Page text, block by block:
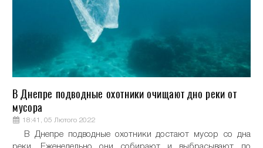
В Днепре подводные охотники очищают дно реки от
мусора
18:41, 05 Лютого 2022
В Днепре подводные охотники достают мусор со дна